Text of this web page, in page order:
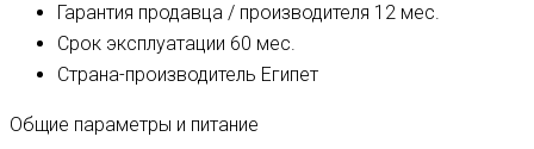
Гарантия продавца / производителя 12 мес.
Срок эксплуатации 60 мес.
Страна-производитель Египет
Общие параметры и питание